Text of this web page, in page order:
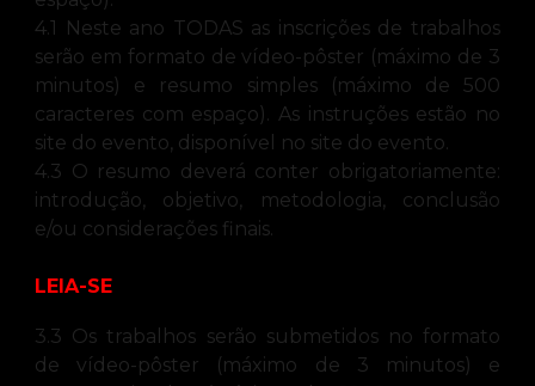
4.1 Neste ano TODAS as inscrições de trabalhos
serão em formato de vídeo-pôster (máximo de 3
minutos) e resumo simples (máximo de 500
caracteres com espaço). As instruções estão no
site do evento, disponível no site do evento.
4.3 O resumo deverá conter obrigatoriamente:
introdução, objetivo, metodologia, conclusão
e/ou considerações finais.
LEIA-SE
3.3 Os trabalhos serão submetidos no formato
de vídeo-pôster (máximo de 3 minutos) e